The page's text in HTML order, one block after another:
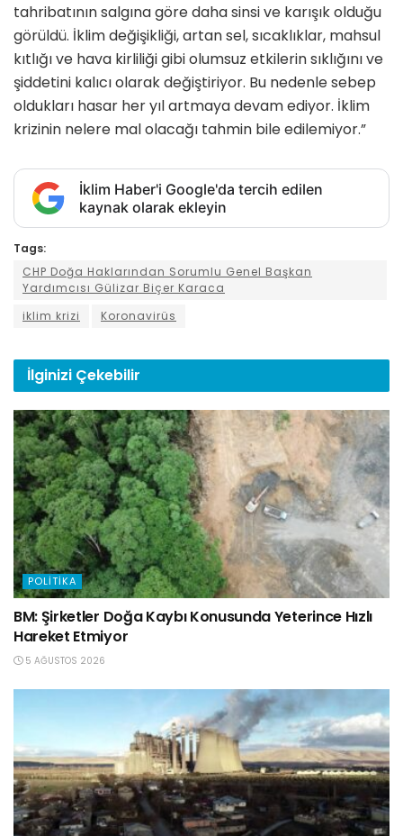
tahribatının salgına göre daha sinsi ve karışık olduğu
görüldü. İklim değişikliği, artan sel, sıcaklıklar, mahsul
kıtlığı ve hava kirliliği gibi olumsuz etkilerin sıklığını ve
şiddetini kalıcı olarak değiştiriyor. Bu nedenle sebep
oldukları hasar her yıl artmaya devam ediyor. İklim
krizinin nelere mal olacağı tahmin bile edilemiyor.”
İklim Haber'i Google'da tercih edilen
kaynak olarak ekleyin
Tags:
CHP Doğa Haklarından Sorumlu Genel Başkan
Yardımcısı Gülizar Biçer Karaca
iklim krizi
Koronavirüs
İlginizi Çekebilir
POLITIKA
BM: Şirketler Doğa Kaybı Konusunda Yeterince Hızlı
Hareket Etmiyor
5 AĞUSTOS 2026